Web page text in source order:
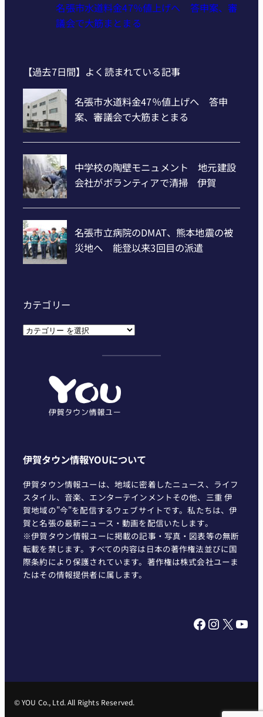
名張市水道料金47％値上げへ 答申案、審
議会で大筋まとまる
【過去7日間】よく読まれている記事
カテゴリー
カ
伊賀タウン情報YOUについて
伊賀タウン情報ユーは、地域に密着したニュース、ライフ
スタイル、音楽、エンターテインメントその他、三重 伊
賀地域の"今"を配信するウェブサイトです。私たちは、伊
賀と名張の最新ニュース・動画を配信いたします。
※伊賀タウン情報ユーに掲載の記事・写真・図表等の無断
転載を禁じます。すべての内容は日本の著作権法並びに国
際条約により保護されています。著作権は株式会社ユーま
たはその情報提供者に属します。
Facebook InstagramX YouTube
© YOU Co., Ltd. All Rights Reserved.